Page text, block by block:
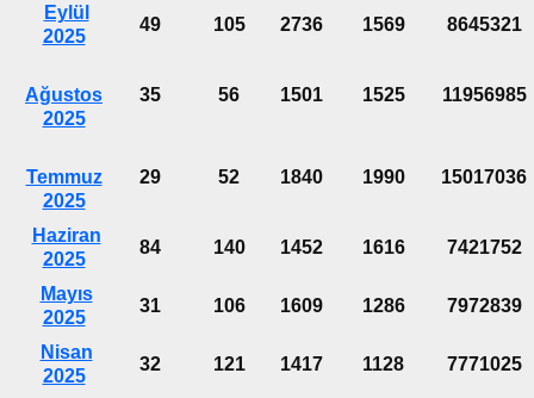
Eylül
2025
49 105 2736 1569 8645321
Ağustos
2025
35 56 1501 1525 11956985
Temmuz
2025
29 52 1840 1990 15017036
Haziran
2025
84 140 1452 1616 7421752
Mayıs
2025
31 106 1609 1286 7972839
Nisan
2025
32 121 1417 1128 7771025